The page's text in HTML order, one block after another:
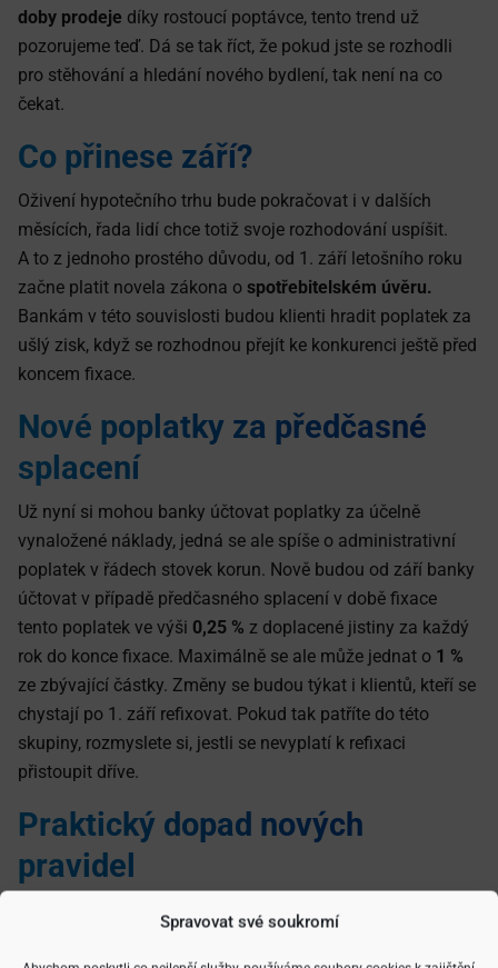
Spravovat své soukromí
doby prodeje díky rostoucí poptávce, tento trend už
pozorujeme teď. Dá se tak říct, že pokud jste se rozhodli
pro stěhování a hledání nového bydlení, tak není na co
čekat.
Co přinese září?
Oživení hypotečního trhu bude pokračovat i v dalších
měsících, řada lidí chce totiž svoje rozhodování uspíšit.
A to z jednoho prostého důvodu, od 1. září letošního roku
začne platit novela zákona o spotřebitelském úvěru.
Bankám v této souvislosti budou klienti hradit poplatek za
ušlý zisk, když se rozhodnou přejít ke konkurenci ještě před
koncem fixace.
Nové poplatky za předčasné
splacení
Už nyní si mohou banky účtovat poplatky za účelně
vynaložené náklady, jedná se ale spíše o administrativní
poplatek v řádech stovek korun. Nově budou od září banky
účtovat v případě předčasného splacení v době fixace
tento poplatek ve výši 0,25 % z doplacené jistiny za každý
rok do konce fixace. Maximálně se ale může jednat o 1 %
ze zbývající částky. Změny se budou týkat i klientů, kteří se
chystají po 1. září refixovat. Pokud tak patříte do této
skupiny, rozmyslete si, jestli se nevyplatí k refixaci
přistoupit dříve.
Praktický dopad nových
pravidel
Pohledem čísel zjistíme, že poplatky za předčasné splátky
mohou nově vystoupat až na